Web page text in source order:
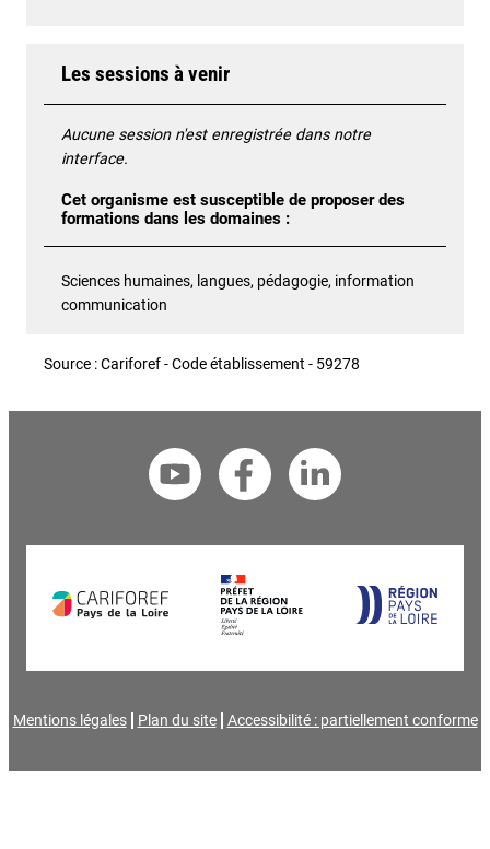
Les sessions à venir
Aucune session n'est enregistrée dans notre
interface.
Cet organisme est susceptible de proposer des
formations dans les domaines :
Sciences humaines, langues, pédagogie, information
communication
Source : Cariforef - Code établissement - 59278
Mentions légales Plan du site Accessibilité : partiellement conforme